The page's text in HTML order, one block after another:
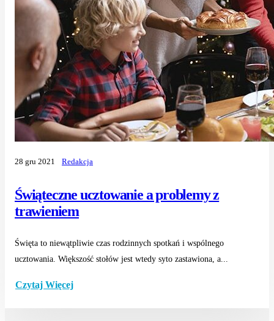
Świąteczne ucztowanie a problemy z
trawieniem
28 gru 2021 Redakcja
Święta to niewątpliwie czas rodzinnych spotkań i wspólnego
ucztowania. Większość stołów jest wtedy syto zastawiona, a...
Czytaj Więcej